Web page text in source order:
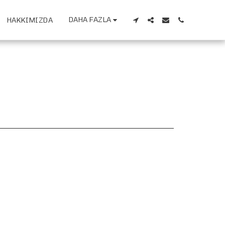
HAKKIMIZDA DAHA FAZLA